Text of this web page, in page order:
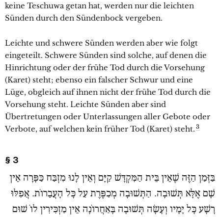
keine Teschuwa getan hat, werden nur die leichten
Sünden durch den Sündenbock vergeben.
Leichte und schwere Sünden werden aber wie folgt
eingeteilt. Schwere Sünden sind solche, auf denen die
Hinrichtung oder der frühe Tod durch die Vorsehung
(Karet) steht; ebenso ein falscher Schwur und eine
Lüge, obgleich auf ihnen nicht der frühe Tod durch die
Vorsehung steht. Leichte Sünden aber sind
Übertretungen oder Unterlassungen aller Gebote oder
Verbote, auf welchen kein früher Tod (Karet) steht. 3
§ 3
בַּזְּמַן הַזֶּה שֶׁאֵין בֵּית הַמִּקְדָּשׁ קַיָּם וְאֵין לָנוּ מִזְבַּח כַּפָּרָה אֵין
שָׁם אֶלָּא תְּשׁוּבָה. הַתְּשׁוּבָה מְכַפֶּרֶת עַל כָּל הָעֲבֵרוֹת. אֲפִלּוּ
רָשָׁע כָּל יָמָיו וְעָשָׂה תְּשׁוּבָה בָּאַחֲרוֹנָה אֵין מַזְכִּירִין לוֹ שׁוּם